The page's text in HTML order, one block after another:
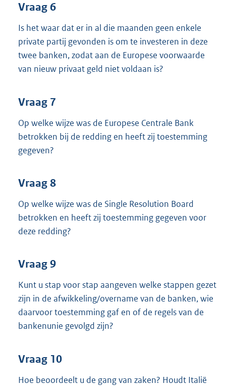
Vraag 6
Is het waar dat er in al die maanden geen enkele
private partij gevonden is om te investeren in deze
twee banken, zodat aan de Europese voorwaarde
van nieuw privaat geld niet voldaan is?
Vraag 7
Op welke wijze was de Europese Centrale Bank
betrokken bij de redding en heeft zij toestemming
gegeven?
Vraag 8
Op welke wijze was de Single Resolution Board
betrokken en heeft zij toestemming gegeven voor
deze redding?
Vraag 9
Kunt u stap voor stap aangeven welke stappen gezet
zijn in de afwikkeling/overname van de banken, wie
daarvoor toestemming gaf en of de regels van de
bankenunie gevolgd zijn?
Vraag 10
Hoe beoordeelt u de gang van zaken? Houdt Italië